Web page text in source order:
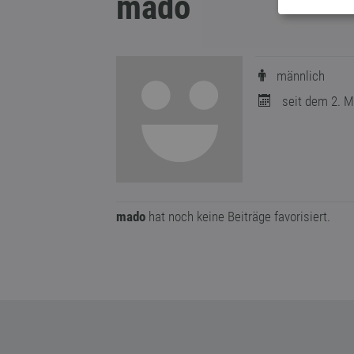
männlich
seit dem 2.
mado hat noch keine Beiträge favorisiert.